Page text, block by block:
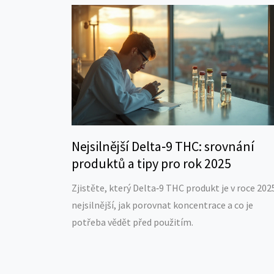
Nejsilnější Delta‑9 THC: srovnání
produktů a tipy pro rok 2025
Zjistěte, který Delta‑9 THC produkt je v roce
nejsilnější, jak porovnat koncentrace a co je
potřeba vědět před použitím.